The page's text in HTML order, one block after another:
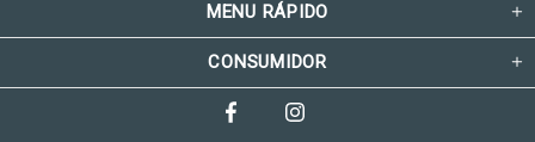
MENU RÁPIDO
CONSUMIDOR